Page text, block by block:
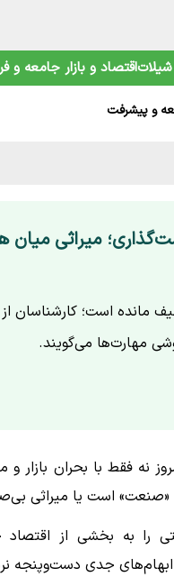
اقتصاد و بازار جامعه و
برای کودکان
از پشت‌پرده خلیج فارس
و پیشرفت
خاک در راه است
جدید
میراثی میان
مانده است؛ کارشناسان از
مهارت‌ها می‌گویند.
نه فقط با بحران
«صنعت» است یا میراثی
را به بخشی از اقتصاد
جدی دست‌وپنجه